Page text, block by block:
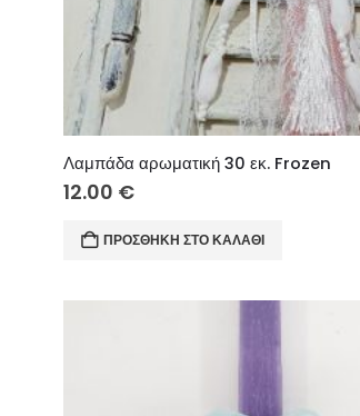
Λαμπάδα αρωματική 30 εκ. Frozen
12.00 €
ΠΡΟΣΘΉΚΗ ΣΤΟ ΚΑΛΆΘΙ